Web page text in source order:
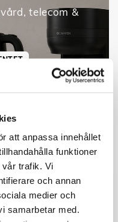
att anpassa innehållet
funktioner
trafik. Vi
och annan
medier och
samarbetar med.
telecom &